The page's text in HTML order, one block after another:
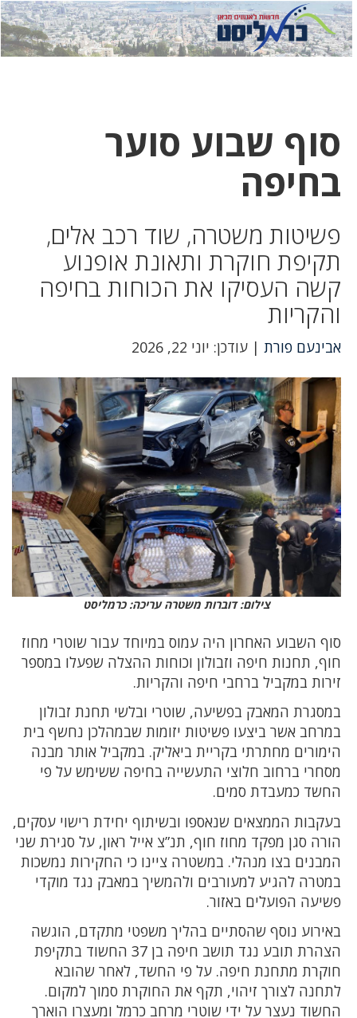
לחץ
כאן
לחץ
כדי
סוף שבוע סוער
בחיפה
פשיטות משטרה, שוד רכב אלים,
תקיפת חוקרת ותאונת אופנוע
קשה העסיקו את הכוחות בחיפה
והקריות
אבינעם פורת | עודכן: יוני 22, 2026
צילום: דוברות משטרה עריכה: כרמליסט
סוף השבוע האחרון היה עמוס במיוחד עבור שוטרי מחוז
חוף, תחנות חיפה וזבולון וכוחות ההצלה שפעלו במספר
זירות במקביל ברחבי חיפה והקריות.
במסגרת המאבק בפשיעה, שוטרי ובלשי תחנת זבולון
במרחב אשר ביצעו פשיטות יזומות שבמהלכן נחשף בית
הימורים מחתרתי בקריית ביאליק. במקביל אותר מבנה
מסחרי ברחוב חלוצי התעשייה בחיפה ששימש על פי
החשד כמעבדת סמים.
בעקבות הממצאים שנאספו ובשיתוף יחידת רישוי עסקים,
הורה סגן מפקד מחוז חוף, תנ”צ אייל ראון, על סגירת שני
המבנים בצו מנהלי. במשטרה ציינו כי החקירות נמשכות
במטרה להגיע למעורבים ולהמשיך במאבק נגד מוקדי
פשיעה הפועלים באזור.
באירוע נוסף שהסתיים בהליך משפטי מתקדם, הוגשה
הצהרת תובע נגד תושב חיפה בן 37 החשוד בתקיפת
חוקרת מתחנת חיפה. על פי החשד, לאחר שהובא
לתחנה לצורך זיהוי, תקף את החוקרת סמוך למקום.
החשוד נעצר על ידי שוטרי מרחב כרמל ומעצרו הוארך